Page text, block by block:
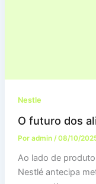
Nestle
O futuro dos
Por admin /08/10/
Ao lado de
Nestlé antecipa